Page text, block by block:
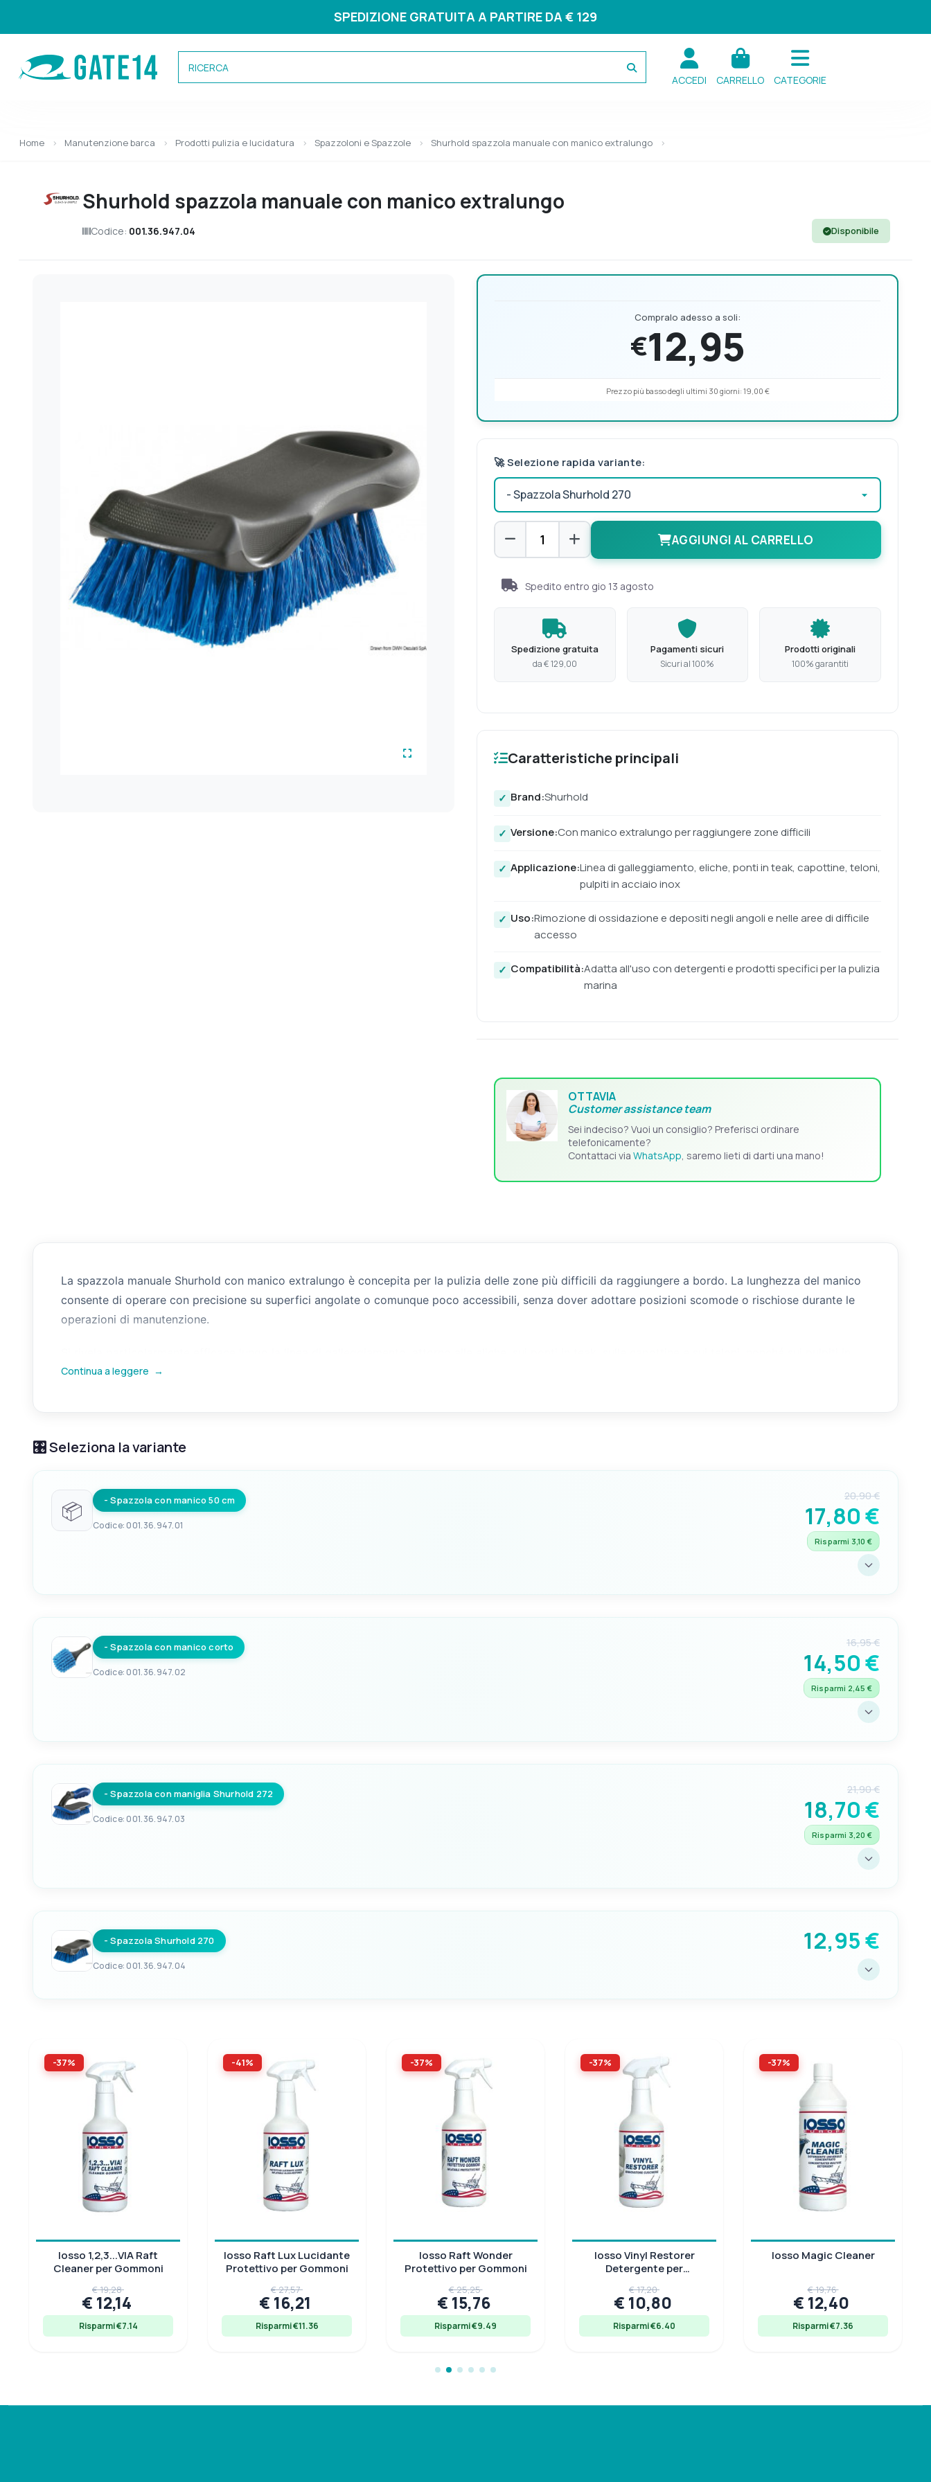
SPEDIZIONE GRATUITA A PARTIRE DA € 129
ACCEDI CARRELLO CATEGORIE
Categorie
Home Manutenzione barca Prodotti pulizia e lucidatura Spazzoloni e Spazzole Shurhold spazzola manuale con manico extralungo
Shurhold spazzola manuale con manico extralungo
Codice: 001.36.947.04 Disponibile
Compralo adesso a soli:
€12,95
Prezzo più basso degli ultimi 30 giorni: 19,00 €
🚀 Selezione rapida variante:
AGGIUNGI AL CARRELLO
Spedito entro gio 13 agosto
Spedizione gratuita
da € 129,00
Pagamenti sicuri
Sicuri al 100%
Prodotti originali
100% garantiti
Caratteristiche principali
Brand:Shurhold
Versione:Con manico extralungo per raggiungere zone difficili
Applicazione:Linea di galleggiamento, eliche, ponti in teak, capottine, teloni,
pulpiti in acciaio inox
Uso:Rimozione di ossidazione e depositi negli angoli e nelle aree di difficile
accesso
Compatibilità:Adatta all'uso con detergenti e prodotti specifici per la pulizia
marina
OTTAVIA
Customer assistance team
Sei indeciso? Vuoi un consiglio? Preferisci ordinare
telefonicamente?
Contattaci via WhatsApp, saremo lieti di darti una mano!
La spazzola manuale Shurhold con manico extralungo è concepita per la pulizia delle zone più difficili da raggiungere a bordo. La lunghezza del manico
consente di operare con precisione su superfici angolate o comunque poco accessibili, senza dover adottare posizioni scomode o rischiose durante le
operazioni di manutenzione.
acciaio inox dove tende ad accumularsi ossidazione superficiale. La testina della spazzola è dimensionata per infilarsi negli angoli stretti, rendendo ogni
Continua a leggere →
🎛️ Seleziona la variante
📦 - Spazzola con manico 50 cm
Codice: 001.36.947.01
20,90 €
17,80 €
Risparmi 3,10 €
- Spazzola con manico corto
Codice: 001.36.947.02
16,95 €
14,50 €
Risparmi 2,45 €
- Spazzola con maniglia Shurhold 272
Codice: 001.36.947.03
21,90 €
18,70 €
Risparmi 3,20 €
- Spazzola Shurhold 270
Codice: 001.36.947.04
12,95 €
Seleziona questa variante
-37%
Iosso 1,2,3...VIA Raft
Cleaner per Gommoni
€ 19,28
€ 12,14
Risparmi €7.14
-41%
Iosso Raft Lux Lucidante
Protettivo per Gommoni
€ 27,57
€ 16,21
Risparmi €11.36
-37%
Iosso Raft Wonder
Protettivo per Gommoni
€ 25,25
€ 15,76
Risparmi €9.49
-37%
Iosso Vinyl Restorer
Detergente per
€ 17,20
€ 10,80
Risparmi €6.40
-37%
Iosso Magic Cleaner
€ 19,76
€ 12,40
Risparmi €7.36